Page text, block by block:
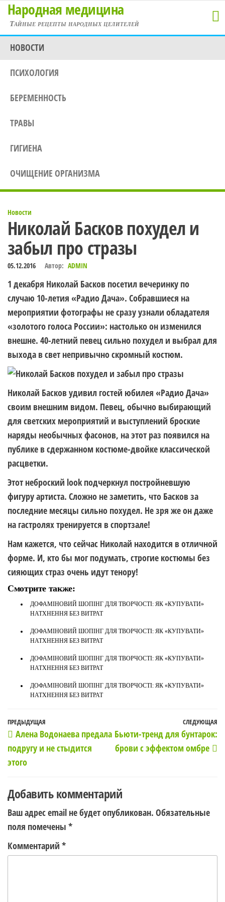
Перейти
содержимому
Народная медицина
Тайные рецепты народных целителей
НОВОСТИ
ПСИХОЛОГИЯ
БЕРЕМЕННОСТЬ
ТРАВЫ
ГИГИЕНА
ОЧИЩЕНИЕ ОРГАНИЗМА
Новости
Николай Басков похудел и
забыл про стразы
05.12.2016 Автор: ADMIN
1 декабря Николай Басков посетил вечеринку по
случаю 10-летия «Радио Дача». Собравшиеся на
мероприятии фотографы не сразу узнали обладателя
«золотого голоса России»: настолько он изменился
внешне. 40-летний певец сильно похудел и выбрал для
выхода в свет непривычно скромный костюм.
Николай Басков удивил гостей юбилея «Радио Дача»
своим внешним видом. Певец, обычно выбирающий
для светских мероприятий и выступлений броские
наряды необычных фасонов, на этот раз появился на
публике в сдержанном костюме-двойке классической
расцветки.
Этот неброский look подчеркнул постройневшую
фигуру артиста. Сложно не заметить, что Басков за
последние месяцы сильно похудел. Не зря же он даже
на гастролях тренируется в спортзале!
Нам кажется, что сейчас Николай находится в отличной
форме. И, кто бы мог подумать, строгие костюмы без
сияющих страз очень идут тенору!
Смотрите также:
ДОФАМІНОВИЙ ШОПІНГ ДЛЯ ТВОРЧОСТІ: ЯК «КУПУВАТИ»
НАТХНЕННЯ БЕЗ ВИТРАТ
ДОФАМІНОВИЙ ШОПІНГ ДЛЯ ТВОРЧОСТІ: ЯК «КУПУВАТИ»
НАТХНЕННЯ БЕЗ ВИТРАТ
ДОФАМІНОВИЙ ШОПІНГ ДЛЯ ТВОРЧОСТІ: ЯК «КУПУВАТИ»
НАТХНЕННЯ БЕЗ ВИТРАТ
ДОФАМІНОВИЙ ШОПІНГ ДЛЯ ТВОРЧОСТІ: ЯК «КУПУВАТИ»
НАТХНЕННЯ БЕЗ ВИТРАТ
Навигация
по
записям
Предыдущая
запись
ПРЕДЫДУЩАЯ
Алена Водонаева предала
подругу и не стыдится
этого
СЛЕДУЮЩАЯ
Бьюти-тренд для бунтарок:
брови с эффектом омбре
Добавить комментарий
Ваш адрес email не будет опубликован. Обязательные
поля помечены *
Комментарий *